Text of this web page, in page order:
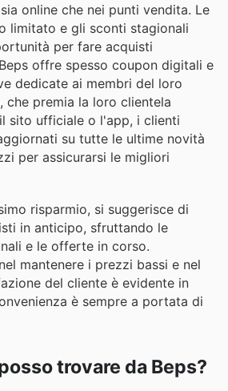
online che nei punti vendita. Le
limitato e gli sconti stagionali
per fare acquisti
offre spesso coupon digitali e
dedicate ai membri del loro
che premia la loro clientela
sito ufficiale o l'app, i clienti
su tutte le ultime novità
per assicurarsi le migliori
risparmio, si suggerisce di
in anticipo, sfruttando le
e le offerte in corso.
mantenere i prezzi bassi e nel
del cliente è evidente in
è sempre a portata di
trovare da Beps?